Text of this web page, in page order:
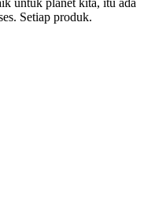
untuk planet kita, itu ada
Setiap produk.